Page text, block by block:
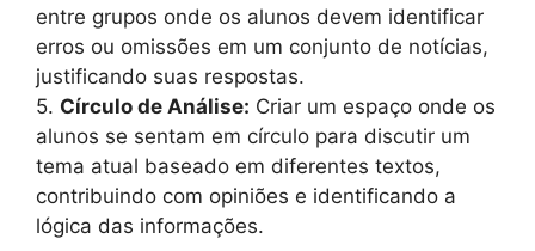
entre grupos onde os alunos devem identificar
erros ou omissões em um conjunto de notícias,
justificando suas respostas.
5. Círculo de Análise: Criar um espaço onde os
alunos se sentam em círculo para discutir um
tema atual baseado em diferentes textos,
contribuindo com opiniões e identificando a
lógica das informações.